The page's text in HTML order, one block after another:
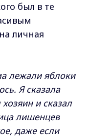
был в те
личная
лежали яблоки
Я сказала
и сказал
лишенцев
даже если